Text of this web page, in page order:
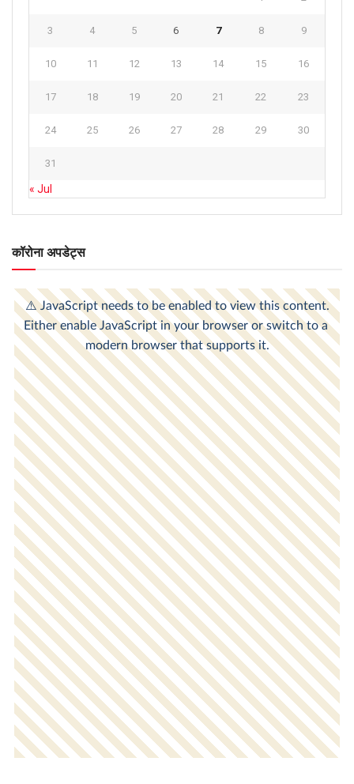
3 4 5 6 7 8 9
10 11 12 13 14 15 16
17 18 19 20 21 22 23
24 25 26 27 28 29 30
31
« Jul
कॉरोना अपडेट्स